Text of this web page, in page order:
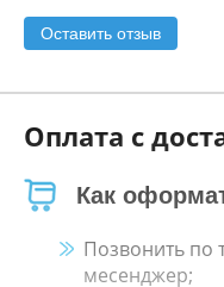
Оставить отзыв
Оплата с
Как
Позвонить по
месенджер;